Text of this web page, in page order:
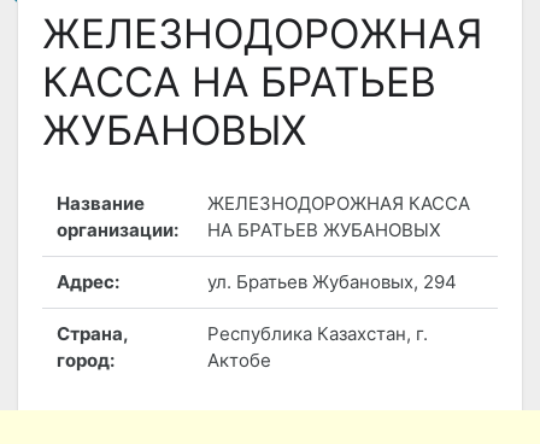
ЖЕЛЕЗНОДОРОЖНАЯ
КАССА НА БРАТЬЕВ
ЖУБАНОВЫХ
Название
организации:
ЖЕЛЕЗНОДОРОЖНАЯ КАССА
НА БРАТЬЕВ ЖУБАНОВЫХ
Адрес: ул. Братьев Жубановых, 294
Страна,
город:
Республика Казахстан, г.
Актобе